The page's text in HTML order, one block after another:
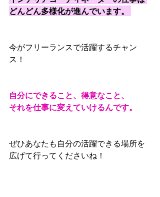
どんどん多様化が進んでいます。
今がフリーランスで活躍するチャン
ス！
自分にできること、得意なこと、
それを仕事に変えていけるんです。
ぜひあなたも自分の活躍できる場所を
広げて行ってくださいね！